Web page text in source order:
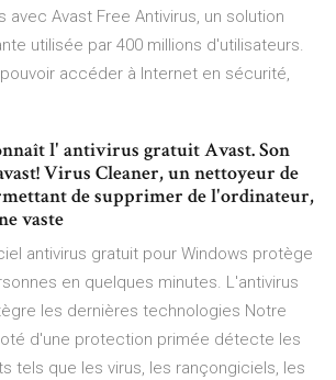
Avast Free Antivirus, un solution
utilisée par 400 millions d'utilisateurs.
accéder à Internet en sécurité,
l' antivirus gratuit Avast. Son
Virus Cleaner, un nettoyeur de
de supprimer de l'ordinateur,
vaste
antivirus gratuit pour Windows protège
en quelques minutes. L'antivirus
les dernières technologies Notre
d'une protection primée détecte les
tels que les virus, les rançongiciels, les